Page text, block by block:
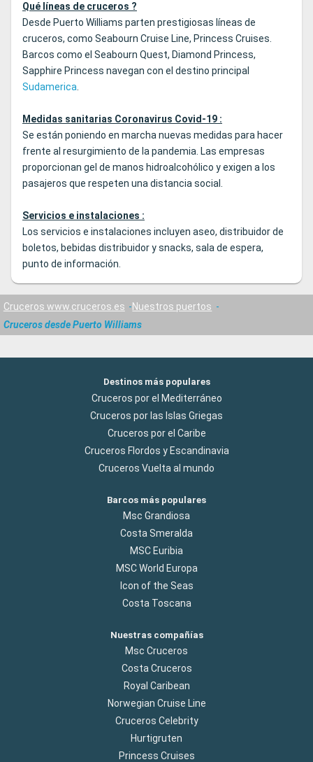
Qué líneas de cruceros ?
Desde Puerto Williams parten prestigiosas líneas de
cruceros, como Seabourn Cruise Line, Princess Cruises.
Barcos como el Seabourn Quest, Diamond Princess,
Sapphire Princess navegan con el destino principal
Sudamerica.
Medidas sanitarias Coronavirus Covid-19 :
Se están poniendo en marcha nuevas medidas para hacer
frente al resurgimiento de la pandemia. Las empresas
proporcionan gel de manos hidroalcohólico y exigen a los
pasajeros que respeten una distancia social.
Servicios e instalaciones :
Los servicios e instalaciones incluyen aseo, distribuidor de
boletos, bebidas distribuidor y snacks, sala de espera,
punto de información.
Cruceros www.cruceros.es
Nuestros puertos
Cruceros desde Puerto Williams
Destinos más populares
Cruceros por el Mediterráneo
Cruceros por las Islas Griegas
Cruceros por el Caribe
Cruceros Flordos y Escandinavia
Cruceros Vuelta al mundo
Barcos más populares
Msc Grandiosa
Costa Smeralda
MSC Euribia
MSC World Europa
Icon of the Seas
Costa Toscana
Nuestras compañías
Msc Cruceros
Costa Cruceros
Royal Caribean
Norwegian Cruise Line
Cruceros Celebrity
Hurtigruten
Princess Cruises